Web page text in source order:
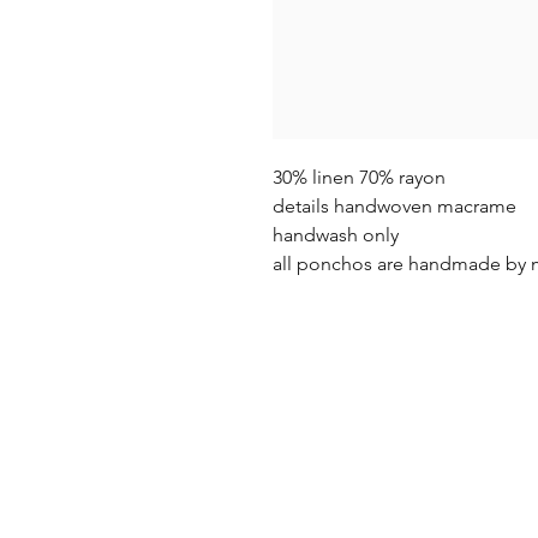
30% linen 70% rayon
details handwoven macrame
handwash only
all ponchos are handmade by